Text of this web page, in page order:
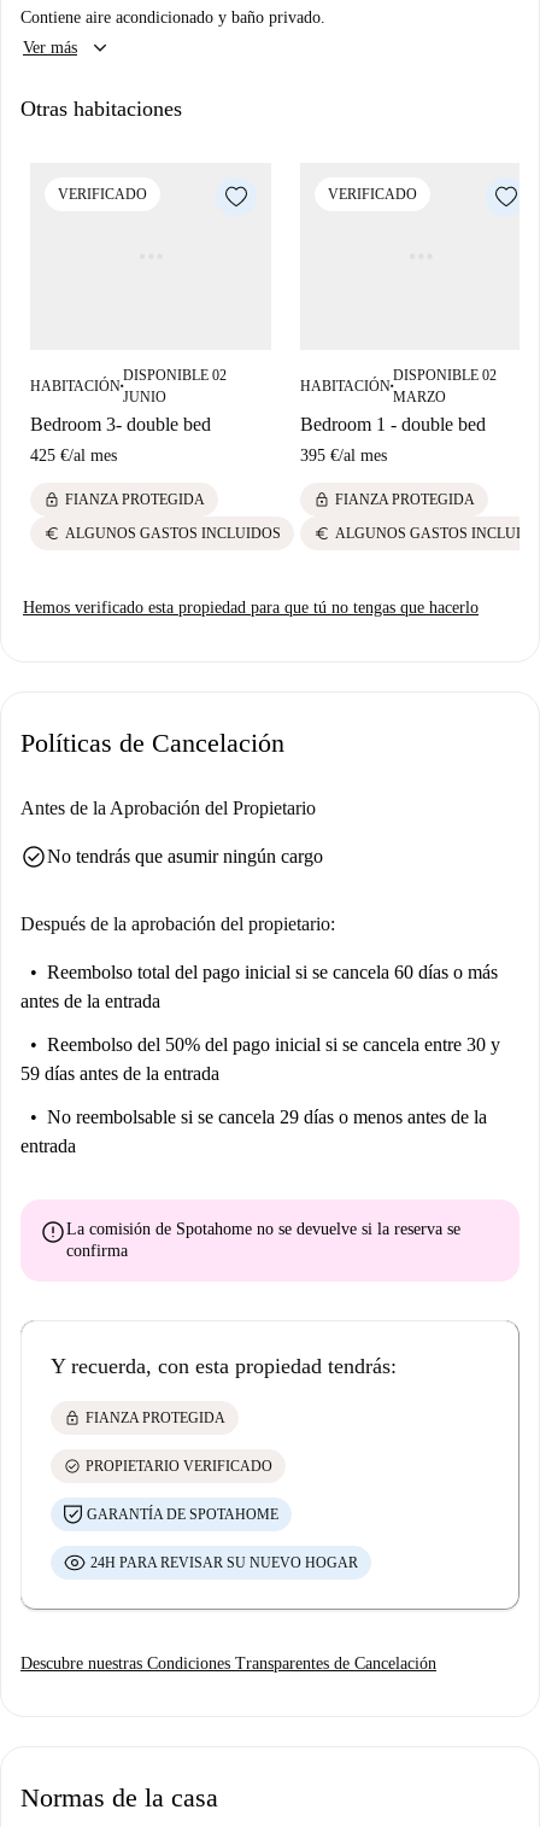
Contiene aire acondicionado y baño privado.
Ver más
keyboard_arrow_down
Otras habitaciones
VERIFICADO
HABITACIÓN■
DISPONIBLE 02
JUNIO
Bedroom 3- double bed
425 €/al mes
lock FIANZA PROTEGIDA
euro ALGUNOS GASTOS INCLUIDOS
VERIFICADO
HABITACIÓN■
DISPONIBLE 02
MARZO
Bedroom 1 - double bed
395 €/al mes
lock FIANZA PROTEGIDA
euro ALGUNOS GASTOS
Hemos verificado esta propiedad para que tú no tengas que hacerlo
Políticas de Cancelación
Antes de la Aprobación del Propietario
check_circleNo tendrás que asumir ningún cargo
Después de la aprobación del propietario:
Reembolso total del pago inicial si se cancela 60 días o más
antes de la entrada
Reembolso del 50% del pago inicial si se cancela entre 30 y
59 días antes de la entrada
No reembolsable si se cancela 29 días o menos antes de la
entrada
errorLa comisión de Spotahome no se devuelve si la reserva se
confirma
Y recuerda, con esta propiedad tendrás:
lock FIANZA PROTEGIDA
check_circle PROPIETARIO VERIFICADO
GARANTÍA DE SPOTAHOME
24H PARA REVISAR SU NUEVO HOGAR
Descubre nuestras Condiciones Transparentes de Cancelación
Normas de la casa